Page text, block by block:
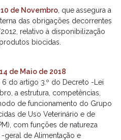
de Novembro , que assegura a
das obrigações decorrentes
relativo à disponibilização
biocidas.
de Maio de 2018
do artigo 3.º do Decreto -Lei
a estrutura, competências,
de funcionamento do Grupo
de Uso Veterinário e de
com funções de natureza
geral de Alimentação e